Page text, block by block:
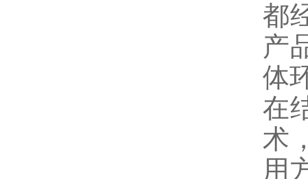
都
产
体
在
术
用